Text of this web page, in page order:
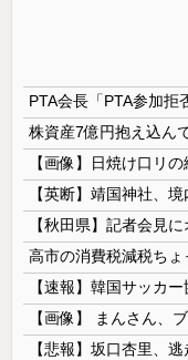
【画像】日焼け口リ
高市の消費税減税ちょ
【悲報】坂口杏里、